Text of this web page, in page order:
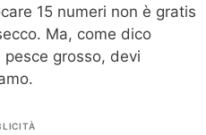
15 numeri non è gratis
Ma, come dico
grosso, devi